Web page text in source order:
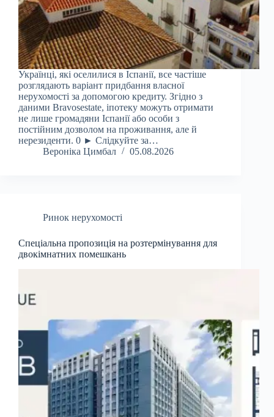
Українці, які оселилися в Іспанії, все частіше
розглядають варіант придбання власної
нерухомості за допомогою кредиту. Згідно з
даними Bravosestate, іпотеку можуть отримати
не лише громадяни Іспанії або особи з
постійним дозволом на проживання, але й
нерезиденти. 0 ► Слідкуйте за…
Вероніка Цимбал
05.08.2026
Ринок нерухомості
Спеціальна пропозиція на розтермінування для
двокімнатних помешкань